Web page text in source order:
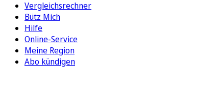
Vergleichsrechner
Bütz Mich
Hilfe
Online-Service
Meine Region
Abo kündigen